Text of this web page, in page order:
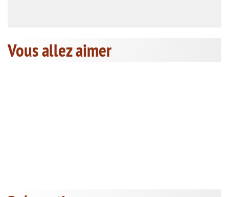
Vous allez aimer